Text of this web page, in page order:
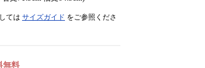
ては サイズガイド をご参照くださ
無料